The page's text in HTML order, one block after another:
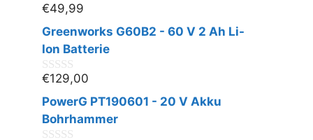
0
v
o
n
€49,99
Greenworks G60B2 - 60 V 2 Ah Li-
Ion Batterie
0
v
o
n
€129,00
PowerG PT190601 - 20 V Akku
Bohrhammer